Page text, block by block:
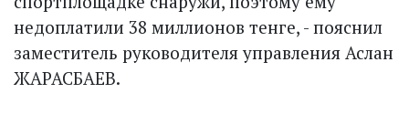
недоплатили 38 миллионов тенге, - пояснил
заместитель руководителя управления Аслан
ЖАРАСБАЕВ.